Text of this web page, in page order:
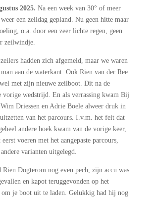
2025. Na een week van 30° of meer
een zeildag gepland. Nu geen hitte maar
o.a. door een zeer lichte regen, geen
zeilwindje.
hadden zich afgemeld, maar we waren
aan de waterkant. Ook Rien van der Ree
met zijn nieuwe zeilboot. Dit na de
vorige wedstrijd. En als verrassing kwam Bij
Driessen en Adrie Boele alweer druk in
van het parcours. I.v.m. het feit dat
andere hoek kwam van de vorige keer,
voeren met het aangepaste parcours,
varianten uitgelegd.
Rien Dogterom nog even pech, zijn accu was
en kapot teruggevonden op het
om je boot uit te laden. Gelukkig had hij nog